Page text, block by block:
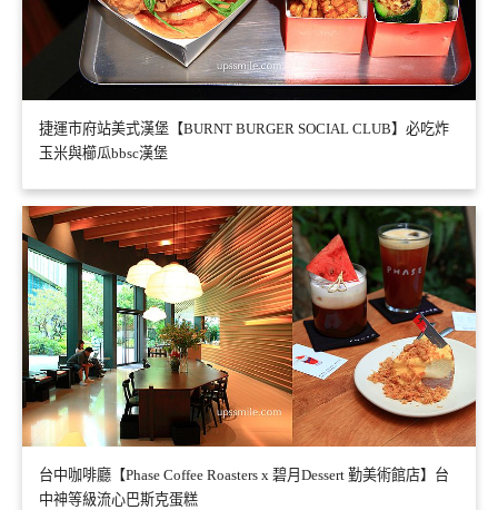
捷運市府站美式漢堡【BURNT BURGER SOCIAL CLUB】必吃炸
玉米與櫛瓜bbsc漢堡
台中咖啡廳【Phase Coffee Roasters x 碧月Dessert 勤美術館店】台
中神等級流心巴斯克蛋糕